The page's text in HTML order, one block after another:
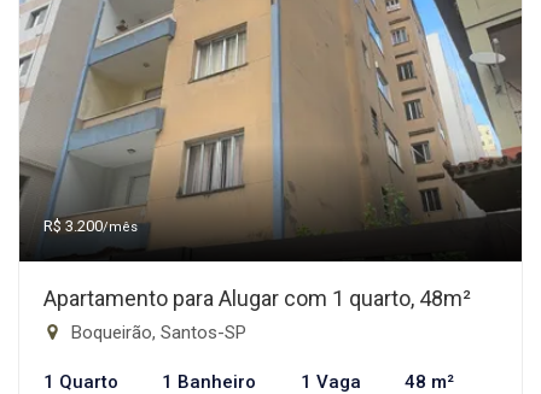
R$ 3.200/mês
Apartamento para Alugar com 1 quarto, 48m²
Boqueirão, Santos-SP
1 Quarto 1 Banheiro 1 Vaga 48 m²